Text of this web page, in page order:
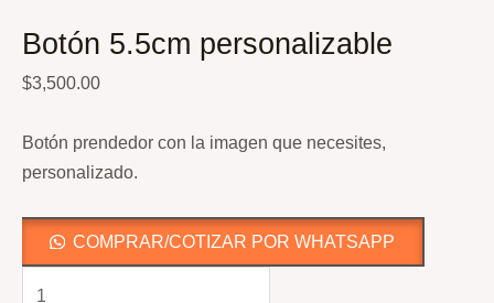
Botón 5.5cm personalizable
$3,500.00
Botón prendedor con la imagen que necesites,
personalizado.
COMPRAR/COTIZAR POR WHATSAPP